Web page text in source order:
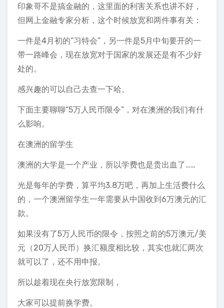
印象哥不是搞金融的，这里面的利害关系也讲不好，
但网上金融专家分析，这个时候放宽和两件事有关：
一件是4月初的“习特会”，另一件是5月中旬要开的一
带一路峰会，现在放宽对于国家的发展还是有不少好
处的。
感兴趣的可以自己去查一下哈。
下面主要聊聊“5万人民币限令”，对在澳洲的我们有什
么影响。
在澳洲的留学生
澳洲的大学是一个产业，所以学费也是贵出血了……
光是每年的学费，算平均3.8万吧，再加上生活费什么
的，一个澳洲留学生一年需要从中国收到6万澳元的汇
款。
如果没有了5万人民币的限令，按照之前的5万澳元/美
元（20万人民币）换汇额度相比较，其实也就汇两次
就可以了，还不用申报。
所以趁着现在央行放宽限制，
大家可以提前换学费。